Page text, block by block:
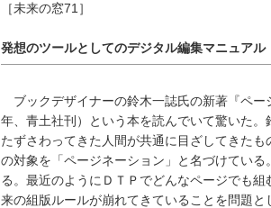
［未来の窓71］
発想のツールとしてのデジタル編集マニュアル
ブックデザイナーの鈴木一誌氏の新著『ペ
年、青土社刊）という本を読んでいて驚いた
たずさわってきた人間が共通に目ざしてきた
の対象を「ページネーション」と名づけてい
る。最近のようにＤＴＰでどんなページでも
来の組版ルールが崩れてきていることを問題